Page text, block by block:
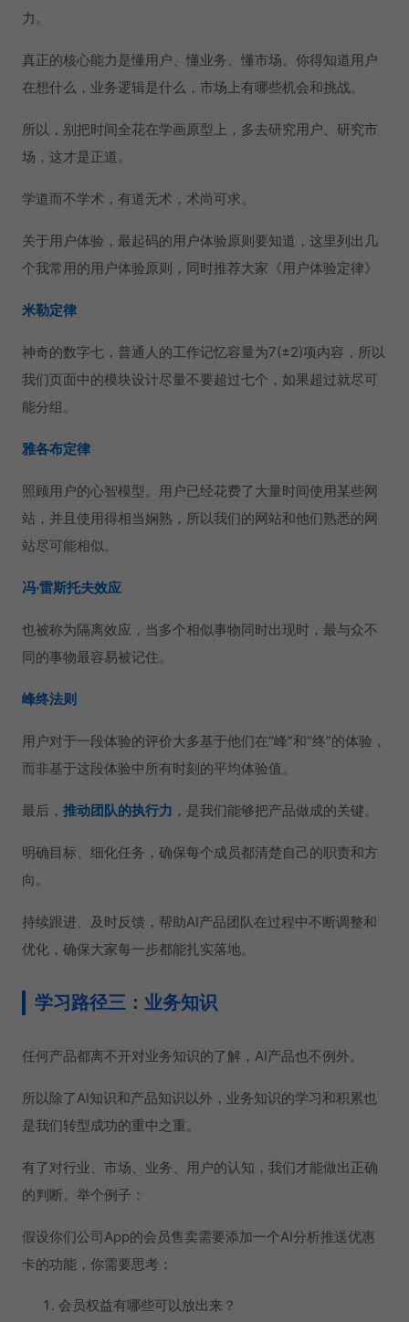
力。
真正的核心能力是懂用户、懂业务、懂市场。你得知道用户
在想什么，业务逻辑是什么，市场上有哪些机会和挑战。
所以，别把时间全花在学画原型上，多去研究用户、研究市
场，这才是正道。
学道而不学术，有道无术，术尚可求。
关于用户体验，最起码的用户体验原则要知道，这里列出几
个我常用的用户体验原则，同时推荐大家《用户体验定律》
米勒定律
神奇的数字七，普通人的工作记忆容量为7(±2)项内容，所以
我们页面中的模块设计尽量不要超过七个，如果超过就尽可
能分组。
雅各布定律
照顾用户的心智模型。用户已经花费了大量时间使用某些网
站，并且使用得相当娴熟，所以我们的网站和他们熟悉的网
站尽可能相似。
冯·雷斯托夫效应
也被称为隔离效应，当多个相似事物同时出现时，最与众不
同的事物最容易被记住。
峰终法则
用户对于一段体验的评价大多基于他们在“峰”和“终”的体验，
而非基于这段体验中所有时刻的平均体验值。
最后， 推动团队的执行力 ，是我们能够把产品做成的关键。
明确目标、细化任务，确保每个成员都清楚自己的职责和方
向。
持续跟进、及时反馈，帮助AI产品团队在过程中不断调整和
优化，确保大家每一步都能扎实落地。
学习路径三：业务知识
任何产品都离不开对业务知识的了解，AI产品也不例外。
所以除了AI知识和产品知识以外，业务知识的学习和积累也
是我们转型成功的重中之重。
有了对行业、市场、业务、用户的认知，我们才能做出正确
的判断。举个例子：
假设你们公司App的会员售卖需要添加一个AI分析推送优惠
卡的功能，你需要思考：
会员权益有哪些可以放出来？